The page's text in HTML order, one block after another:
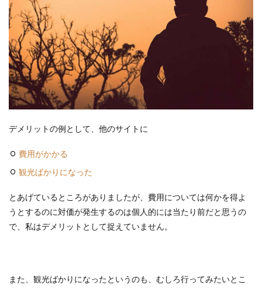
デメリットの例として、他のサイトに
費用がかかる
観光ばかりになった
とあげているところがありましたが、費用については何かを得よ
うとするのに対価が発生するのは個人的には当たり前だと思うの
で、私はデメリットとして捉えていません。
また、観光ばかりになったというのも、むしろ行ってみたいとこ